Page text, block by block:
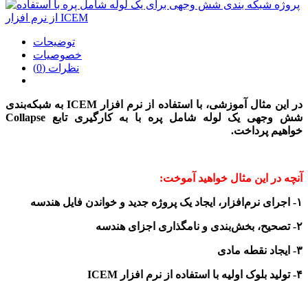
توضیحات
خصوصیات
نظرات (0)
در این مثال آموزشی،با استفاده از نرم افزار ICEM
به شبکه‌بندی
شش وجهی یک لوله شامل پره با به کارگیری تابع Collapse
خواهیم پرداخت.
آنچه در این مثال خواهید آموخت:
۱- اجرای نرم‌افزار، ایجاد یک پروژه جدید و خواندن فایل هندسه
۲- تصحیح، بخش‌بندی و نامگذاری اجزای هندسه
۳- ایجاد نقطه مادی
۴- تولید بلوک اولیه با استفاده از نرم افزار ICEM